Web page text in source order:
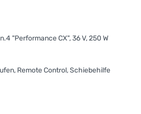
"Performance CX", 36 V, 250 W
Remote Control, Schiebehilfe